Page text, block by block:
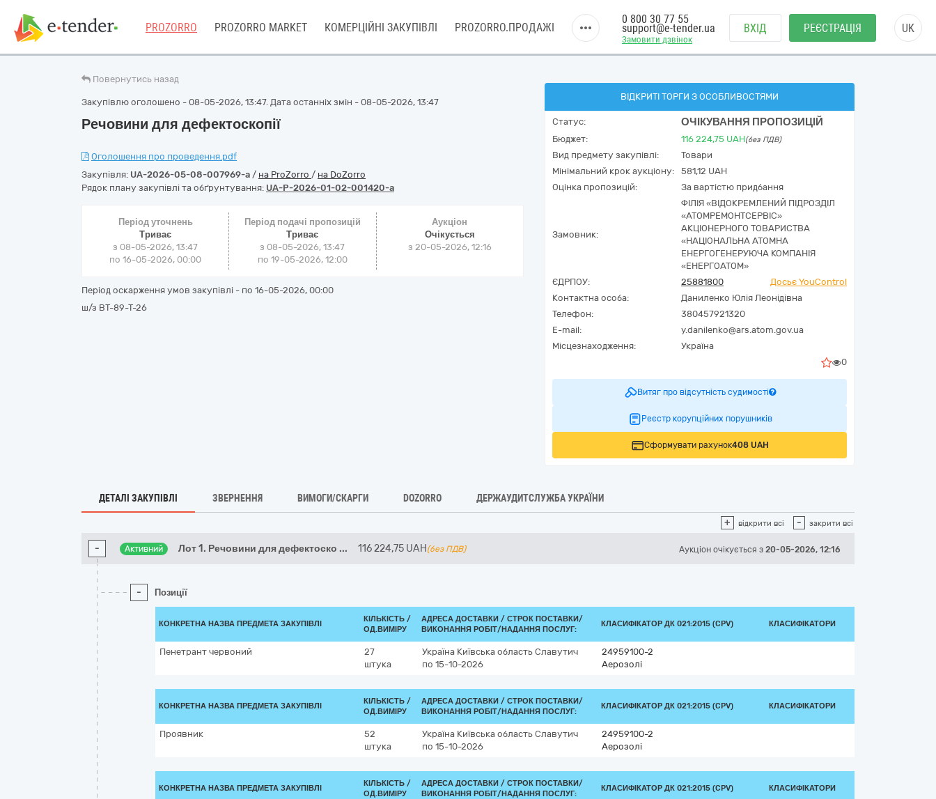
PROZORRO PROZORRO MARKET КОМЕРЦІЙНІ ЗАКУПІВЛІ PROZORRO.ПРОДАЖІ
Замовити дзвінок
0 800 30 77 55
support@e-tender.ua ВХІД РЕЄСТРАЦІЯ UK
Повернутись назад
Закупівлю оголошено - 08-05-2026, 13:47. Дата останніх змін - 08-05-2026, 13:47
Речовини для дефектоскопії
Оголошення про проведення.pdf
Закупівля: UA-2026-05-08-007969-a / на ProZorro / на DoZorro
Рядок плану закупівлі та обґрунтування: UA-P-2026-01-02-001420-a
Період уточнень
Триває
з 08-05-2026, 13:47
по 16-05-2026, 00:00
Період подачі пропозицій
Триває
з 08-05-2026, 13:47
по 19-05-2026, 12:00
Аукціон
Очікується
з 20-05-2026, 12:16
Період оскарження умов закупівлі - по 16-05-2026, 00:00
ш/з ВТ-89-Т-26
ВІДКРИТІ ТОРГИ З ОСОБЛИВОСТЯМИ
Статус: ОЧІКУВАННЯ ПРОПОЗИЦІЙ
Бюджет: 116 224,75 UAH(без ПДВ)
Вид предмету закупівлі:
Товари
Мінімальний крок аукціону:
581,12 UAH
Оцінка пропозицій:
За вартістю придбання
Замовник:
ФІЛІЯ «ВІДОКРЕМЛЕНИЙ ПІДРОЗДІЛ
«АТОМРЕМОНТСЕРВІС»
АКЦІОНЕРНОГО ТОВАРИСТВА
«НАЦІОНАЛЬНА АТОМНА
ЕНЕРГОГЕНЕРУЮЧА КОМПАНІЯ
«ЕНЕРГОАТОМ»
ЄДРПОУ:
25881800
Досьє YouControl
Контактна особа:
Даниленко Юлія Леонідівна
Телефон:
380457921320
E-mail:
y.danilenko@ars.atom.gov.ua
Місцезнаходження:
Україна
0
Витяг про відсутність судимості
Реєстр корупційних порушників
Сформувати рахунок408 UAH
ДЕТАЛІ ЗАКУПІВЛІ ЗВЕРНЕННЯ ВИМОГИ/СКАРГИ DOZORRO ДЕРЖАУДИТСЛУЖБА УКРАЇНИ
+ відкрити всі - закрити всі
- Активний Лот 1. Речовини для дефектоско ... 116 224,75 UAH (без ПДВ) Аукціон очікується з 20-05-2026, 12:16
- Позиції
КОНКРЕТНА НАЗВА ПРЕДМЕТА ЗАКУПІВЛІ
КІЛЬКІСТЬ /
ОД.ВИМІРУ
АДРЕСА ДОСТАВКИ / СТРОК ПОСТАВКИ/
ВИКОНАННЯ РОБІТ/НАДАННЯ ПОСЛУГ:
КЛАСИФІКАТОР ДК 021:2015 (CPV) КЛАСИФІКАТОРИ
Пенетрант червоний
27
штука
Україна Київська область Славутич
по 15-10-2026
24959100-2
Аерозолі
КОНКРЕТНА НАЗВА ПРЕДМЕТА ЗАКУПІВЛІ
КІЛЬКІСТЬ /
ОД.ВИМІРУ
АДРЕСА ДОСТАВКИ / СТРОК ПОСТАВКИ/
ВИКОНАННЯ РОБІТ/НАДАННЯ ПОСЛУГ:
КЛАСИФІКАТОР ДК 021:2015 (CPV) КЛАСИФІКАТОРИ
Проявник
52
штука
Україна Київська область Славутич
по 15-10-2026
24959100-2
Аерозолі
КОНКРЕТНА НАЗВА ПРЕДМЕТА ЗАКУПІВЛІ
КІЛЬКІСТЬ /
ОД.ВИМІРУ
АДРЕСА ДОСТАВКИ / СТРОК ПОСТАВКИ/
ВИКОНАННЯ РОБІТ/НАДАННЯ ПОСЛУГ:
КЛАСИФІКАТОР ДК 021:2015 (CPV) КЛАСИФІКАТОРИ